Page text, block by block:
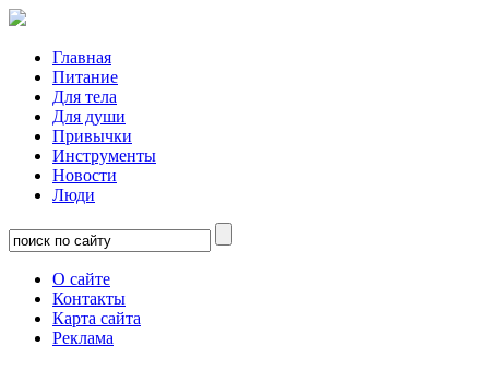
Главная
Питание
Для тела
Для души
Привычки
Инструменты
Новости
Люди
О сайте
Контакты
Карта сайта
Реклама